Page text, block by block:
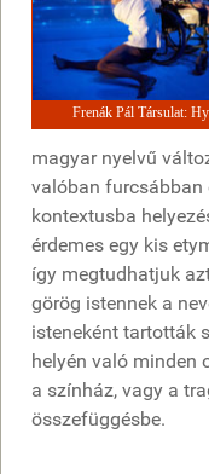
Frenák Pál Társulat:
magyar nyelvű
valóban furcsábban
kontextusba
érdemes egy kis
így megtudhatjuk
görög istennek a
isteneként tartották
helyén való minden
a színház, vagy a
összefüggésbe.